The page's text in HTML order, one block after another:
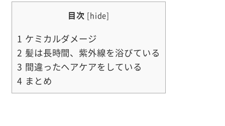
目次 [hide]
1 ケミカルダメージ
2 髪は長時間、紫外線を浴びている
3 間違ったヘアケアをしている
4 まとめ